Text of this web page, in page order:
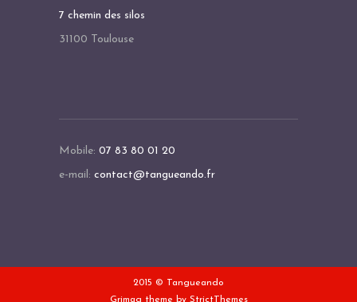
O
N
N
E
M
7 chemin des silos
31100 Toulouse
Mobile: 07 83 80 01 20
e-mail: contact@tangueando.fr
2015 © Tangueando
Grimag theme by StrictThemes